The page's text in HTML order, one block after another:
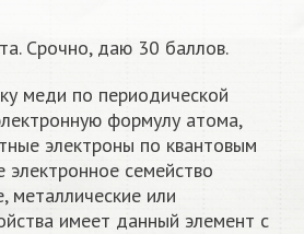
Срочно, даю 30 баллов.
меди по периодической
формулу атома,
электроны по квантовым
электронное семейство
металлические или
имеет данный элемент с